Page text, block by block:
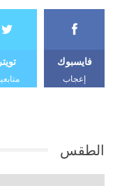
فايسبوك
إعجاب
تويتر
الطقس